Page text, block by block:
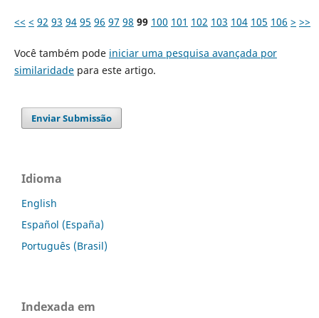
<< < 92 93 94 95 96 97 98 99 100 101 102 103 104 105 106 > >>
Você também pode iniciar uma pesquisa avançada por
similaridadepara este artigo.
Enviar Submissão
Idioma
English
Español (España)
Português (Brasil)
Indexada em